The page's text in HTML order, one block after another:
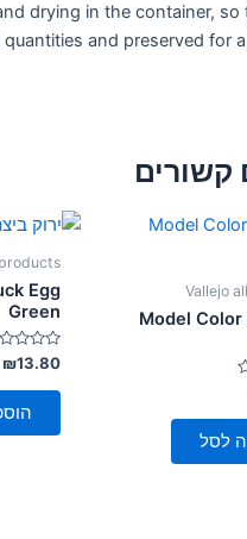
drying in the container, so
quantities and preserved for
קשורים
Vallejo
Model Color
לסל
Egg
Green
דורג
0
מתוך
₪13.80